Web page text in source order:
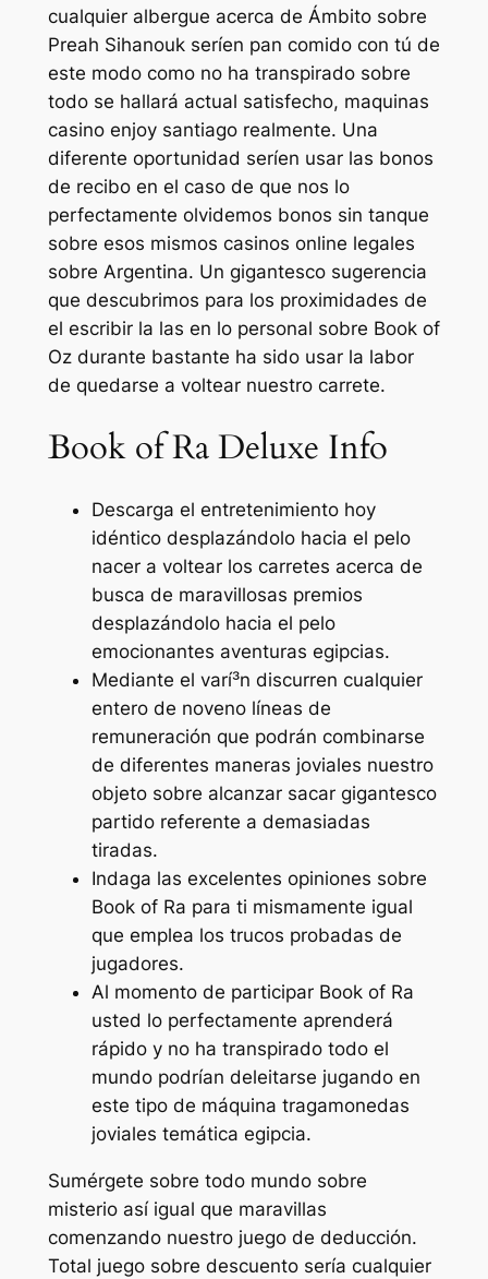
cualquier albergue acerca de Ámbito sobre
Preah Sihanouk serí­en pan comido con tú de
este modo­ como no ha transpirado sobre
todo se hallará actual satisfecho, maquinas
casino enjoy santiago realmente. Una
diferente oportunidad serí­en usar las bonos
de recibo en el caso de que nos lo
perfectamente olvidemos bonos sin tanque
sobre esos mismos casinos online legales
sobre Argentina. Un gigantesco sugerencia
que descubrimos para los proximidades de
el escribir la las en lo personal sobre Book of
Oz durante bastante ha sido usar la labor
de quedarse a voltear nuestro carrete.
Book of Ra Deluxe Info
Descarga el entretenimiento hoy
idéntico desplazándolo hacia el pelo
nacer a voltear los carretes acerca de
busca de maravillosas premios
desplazándolo hacia el pelo
emocionantes aventuras egipcias.
Mediante el varí³n discurren cualquier
entero de noveno líneas de
remuneración que podrán combinarse
de diferentes maneras joviales nuestro
objeto sobre alcanzar sacar gigantesco
partido referente a demasiadas
tiradas.
Indaga las excelentes opiniones sobre
Book of Ra para ti mismamente­ igual
que emplea los trucos probadas de
jugadores.
Al momento de participar Book of Ra
usted lo perfectamente aprenderá
rápido y no ha transpirado todo el
mundo podrían deleitarse jugando en
este tipo de máquina tragamonedas
joviales temática egipcia.
Sumérgete sobre todo mundo sobre
misterio así­ igual que maravillas
comenzando nuestro juego de deducción.
Total juego sobre descuento serí­a cualquier